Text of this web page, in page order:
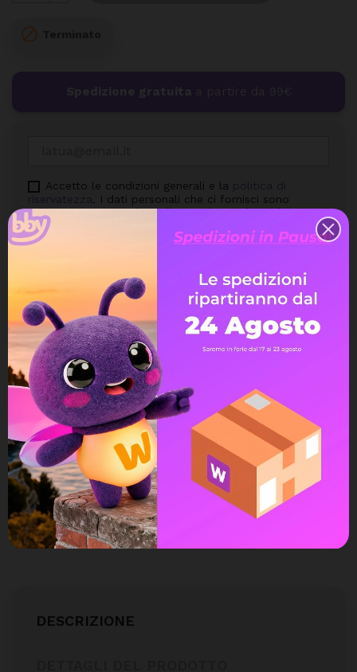
Accetto le condizioni generali e la
. I dati personali che ci fornisci sono
utilizzati per rispondere alle tue domande, elaborare gli
ordini o consentire l'accesso a informazioni specifiche.
Hai il diritto di modificare e cancellare tutte le
informazioni personali che si trovano nella pagina "Il
Avvisami quando torna disponibile
Assistenza Live Chat
Ampia scelta di pagamenti
Spedizione express veloce
Possibilità di reso e rimborso
DESCRIZIONE